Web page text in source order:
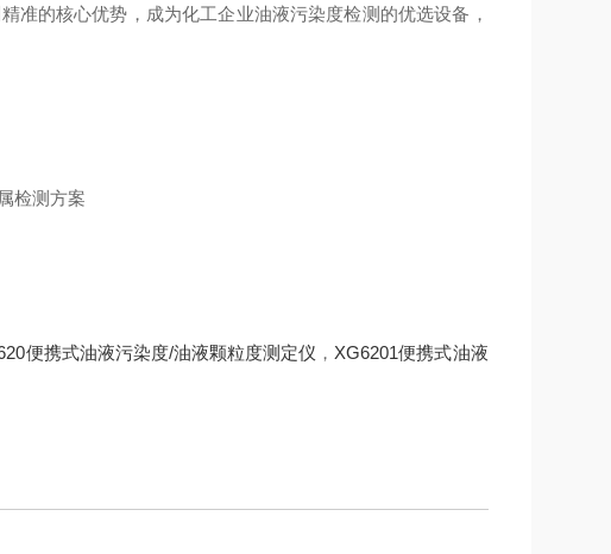
准的核心优势，成为化工企业油液污染度检测的优选设备，
便携式油液污染度/油液颗粒度测定仪 ， XG6201便携式油液